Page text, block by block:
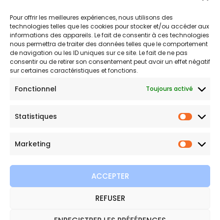
Pour offrir les meilleures expériences, nous utilisons des
technologies telles que les cookies pour stocker et/ou accéder aux
informations des appareils. Le fait de consentir à ces technologies
nous permettra de traiter des données telles que le comportement
de navigation ou les ID uniques sur ce site. Le fait de ne pas
consentir ou de retirer son consentement peut avoir un effet négatif
sur certaines caractéristiques et fonctions.
Fonctionnel Toujours activé
Statistiques
Marketing
ACCEPTER
REFUSER
Conditions générales de vente et d’utilisation
Bijouterie en ligne
beautés scintillantes. Une question sur nos bijoux ou une